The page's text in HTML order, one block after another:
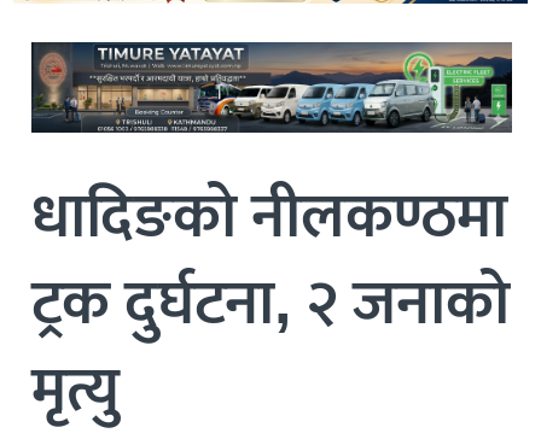
धादिङको नीलकण्ठमा
ट्रक दुर्घटना, २ जनाको
मृत्यु